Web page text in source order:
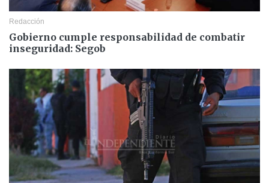
Redacción
Gobierno cumple responsabilidad de combatir
inseguridad: Segob